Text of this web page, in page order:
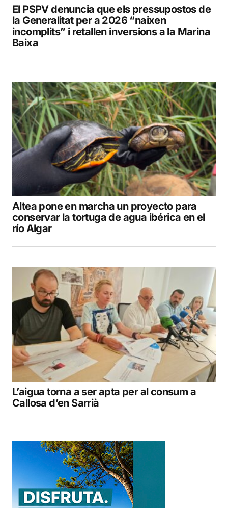
El PSPV denuncia que els pressupostos de
la Generalitat per a 2026 “naixen
incomplits” i retallen inversions a la Marina
Baixa
Altea pone en marcha un proyecto para
conservar la tortuga de agua ibérica en el
río Algar
L’aigua torna a ser apta per al consum a
Callosa d’en Sarrià